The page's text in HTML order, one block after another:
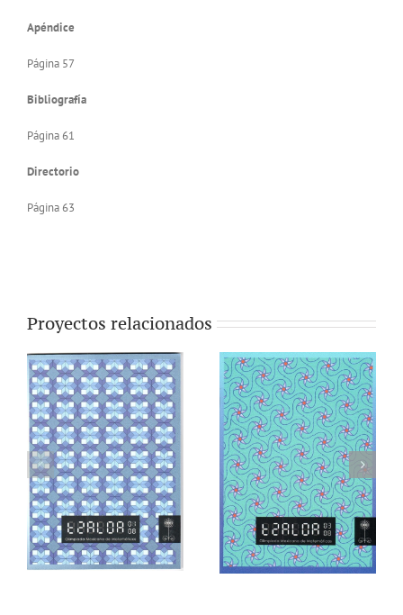
Apéndice
Página 57
Bibliografía
Página 61
Directorio
Página 63
Proyectos relacionados